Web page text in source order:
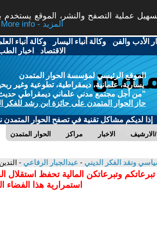
عملية التصفح والنشر، الموقع
More info - المزيد
الأدب والفن -وكالة أنباء اليسار -وكالة أنباء
الاقتصاد - اخبار
الموقع الرئيسي لمؤسسة الحوار المتمدن
يسارية، علمانية، ديمقراطية، تطوعية وغير
"من أجل مجتمع مدني علماني ديمقراطي حديث
حاز الحوار المتمدن على جائزة ابن رشد للفكر
إذا لديكم مشاكل تقنية في تصفح الحوار المتمدن
الحوار المتمدن مراكز الاخبار
ونقد الفكر الديني - عبدالجبار الرفاعي -
تبرعاتكم وتبرعاتكن المالية تحفظ استقلال
استمرارية هذا الفضاء